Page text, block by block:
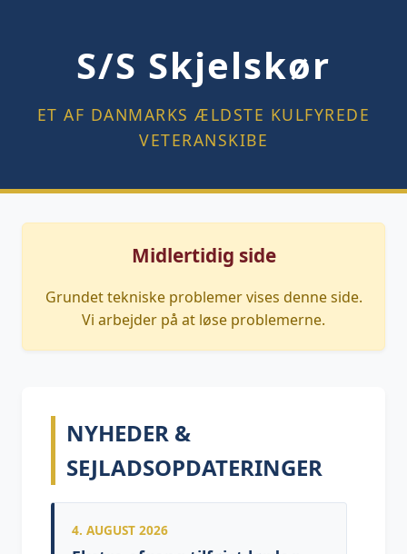
S/S Skjelskør
ET AF DANMARKS ÆLDSTE KULFYREDE
VETERANSKIBE
Midlertidig side
Grundet tekniske problemer vises denne side.
Vi arbejder på at løse problemerne.
NYHEDER &
SEJLADSOPDATERINGER
4. AUGUST 2026